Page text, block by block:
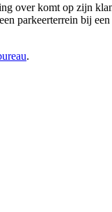
over komt op zijn
parkeerterrein bij
.